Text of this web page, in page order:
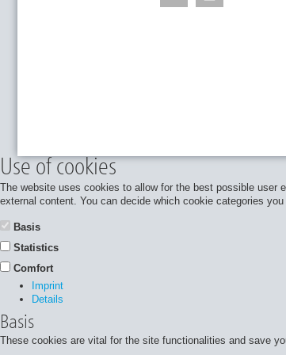
Use of cookies
The website uses cookies to allow for the best possible user
external content. You can decide which cookie categories
Basis
Statistics
Comfort
Imprint
Details
Basis
These cookies are vital for the site functionalities and save